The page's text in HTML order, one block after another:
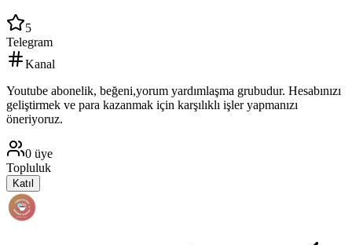
5
Telegram
Kanal
Youtube abonelik, beğeni,yorum yardımlaşma grubudur. Hesabınızı
geliştirmek ve para kazanmak için karşılıklı işler yapmanızı
öneriyoruz.
0 üye
Topluluk
Katıl